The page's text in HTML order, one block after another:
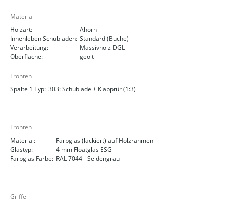
Material
Holzart:
Ahorn
Innenleben Schubladen: Standard (Buche)
Verarbeitung:
Massivholz DGL
Oberfläche:
geölt
Fronten
Spalte 1 Typ: 303: Schublade + Klapptür (1:3)
Fronten
Material:
Farbglas (lackiert) auf Holzrahmen
Glastyp:
4 mm Floatglas ESG
Farbglas Farbe: RAL 7044 - Seidengrau
Griffe